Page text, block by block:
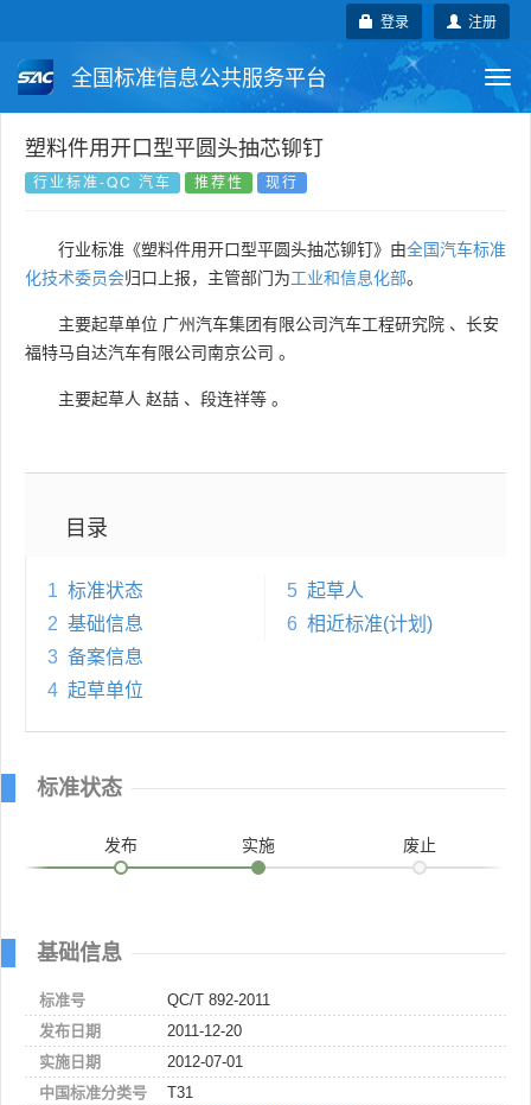
注册
登录
全国标准信息公共服务平台
国家标准 行业标准
国外标准 技术委员会
塑料件用开口型平圆头抽芯铆钉
行业标准-QC 汽车 推荐性 现行
行业标准《塑料件用开口型平圆头抽芯铆钉》由全国汽车标准
化技术委员会归口上报，主管部门为工业和信息化部。
主要起草单位 广州汽车集团有限公司汽车工程研究院 、 长安
福特马自达汽车有限公司南京公司 。
主要起草人 赵喆 、 段连祥等 。
目录
1 标准状态
2 基础信息
3 备案信息
4 起草单位
5 起草人
6 相近标准(计划)
标准状态
发布 实施 废止
基础信息
标准号
QC/T 892-2011
发布日期
2011-12-20
实施日期
2012-07-01
中国标准分类号
T31